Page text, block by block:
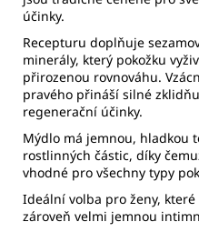
účinky.
Recepturu doplňuje
minerály, který pokožku
přirozenou rovnováhu.
pravého přináší silné
regenerační účinky.
Mýdlo má jemnou, hladkou
rostlinných částic, díky
vhodné pro všechny typy
Ideální volba pro ženy,
zároveň velmi jemnou